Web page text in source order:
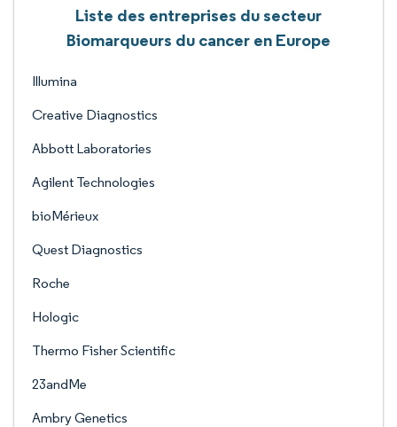
Liste des entreprises du secteur
Biomarqueurs du cancer en Europe
Illumina
Creative Diagnostics
Abbott Laboratories
Agilent Technologies
bioMérieux
Quest Diagnostics
Roche
Hologic
Thermo Fisher Scientific
23andMe
Ambry Genetics